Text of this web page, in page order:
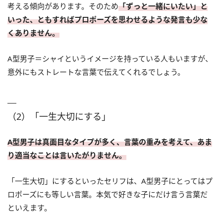
考える傾向があります。そのため「ずっと一緒にいたい」と
いった、ともすればプロポーズを思わせるような発言も少な
くありません。
A型男子＝シャイというイメージを持っている人もいますが、
意外にもストレートな言葉で伝えてくれるでしょう。
（2）「一生大切にする」
A型男子は真面目なタイプが多く、言葉の重みを考えて、あま
り適当なことは言いたがりません。
「一生大切」にするといったセリフは、A型男子にとってはプ
ロポーズにも等しい言葉。本気で好きな子にだけ言う言葉だ
といえます。